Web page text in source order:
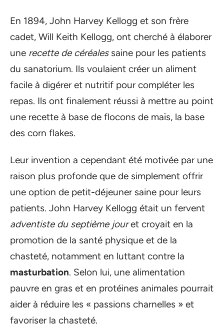
En 1894, John Harvey Kellogg et son frère
cadet, Will Keith Kellogg, ont cherché à élaborer
une recette de céréalessaine pour les patients
du sanatorium. Ils voulaient créer un aliment
facile à digérer et nutritif pour compléter les
repas. Ils ont finalement réussi à mettre au point
une recette à base de flocons de maïs, la base
des corn flakes.
Leur invention a cependant été motivée par une
raison plus profonde que de simplement offrir
une option de petit-déjeuner saine pour leurs
patients. John Harvey Kellogg était un fervent
adventiste du septième jouret croyait en la
promotion de la santé physique et de la
chasteté, notamment en luttant contre la
masturbation. Selon lui, une alimentation
pauvre en gras et en protéines animales pourrait
aider à réduire les « passions charnelles » et
favoriser la chasteté.